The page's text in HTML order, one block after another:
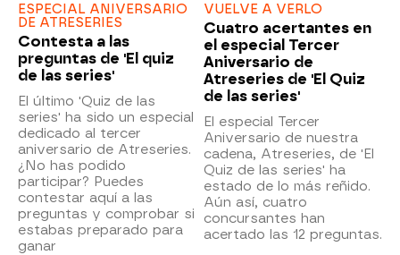
ESPECIAL ANIVERSARIO
DE ATRESERIES
Contesta a las
preguntas de 'El quiz
de las series'
El último 'Quiz de las
series' ha sido un especial
dedicado al tercer
aniversario de Atreseries.
¿No has podido
participar? Puedes
contestar aquí a las
preguntas y comprobar si
estabas preparado para
ganar
VUELVE A VERLO
Cuatro acertantes en
el especial Tercer
Aniversario de
Atreseries de 'El Quiz
de las series'
El especial Tercer
Aniversario de nuestra
cadena, Atreseries, de 'El
Quiz de las series' ha
estado de lo más reñido.
Aún así, cuatro
concursantes han
acertado las 12 preguntas.